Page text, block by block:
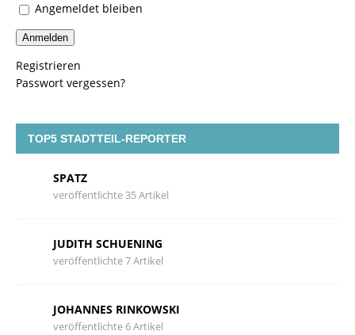
Angemeldet bleiben
Anmelden
Registrieren
Passwort vergessen?
TOP5 STADTTEIL-REPORTER
SPATZ
veröffentlichte 35 Artikel
JUDITH SCHUENING
veröffentlichte 7 Artikel
JOHANNES RINKOWSKI
veröffentlichte 6 Artikel